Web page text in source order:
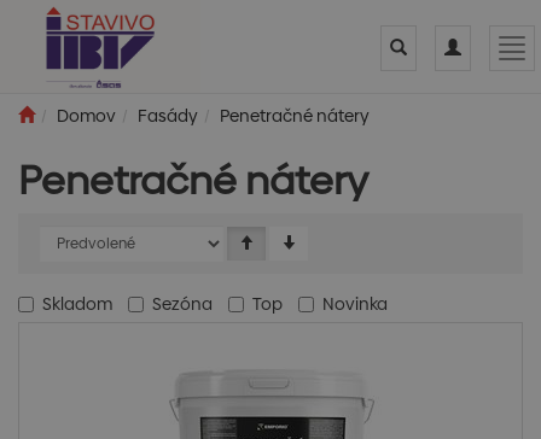
Toggle
Toggle
Domov
Fasády Penetračné nátery
Penetračné nátery
Skladom Sezóna Top Novinka